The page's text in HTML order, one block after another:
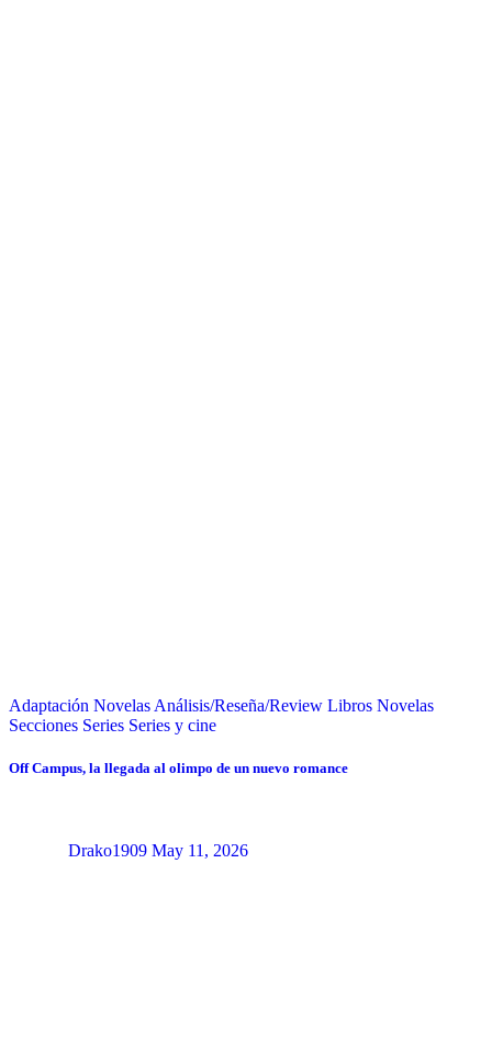
Adaptación Novelas Análisis/Reseña/Review Libros Novelas
Secciones Series Series y cine
Off Campus, la llegada al olimpo de un nuevo romance
Drako1909 May 11, 2026